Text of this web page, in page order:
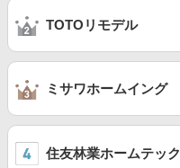
TOTOリモデル
ミサワホームイング
住友林業ホームテック